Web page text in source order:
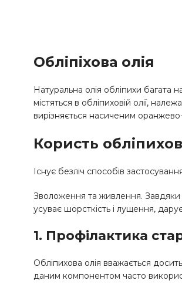
Обліпіхова олія
Натуральна олія обліпихи багата
містяться в обліпиховій олії,
вирізняється насиченим
Користь
Існує безліч способів
Зволоження та живлення. Завдяки
усуває шорсткість і лущення,
1. Профілактика
Обліпихова олія вважається
даним компонентом часто